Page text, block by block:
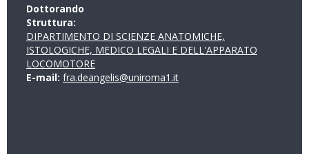
Dottorando
Struttura:
DIPARTIMENTO DI SCIENZE ANATOMICHE,
ISTOLOGICHE, MEDICO LEGALI E DELL'APPARATO
LOCOMOTORE
E-mail: fra.deangelis@uniroma1.it